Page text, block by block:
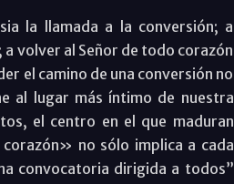
la llamada a la conversión; a
volver al Señor de todo corazón
el camino de una conversión no
al lugar más íntimo de nuestra
el centro en el que maduran
no sólo implica a cada
convocatoria dirigida a todos”